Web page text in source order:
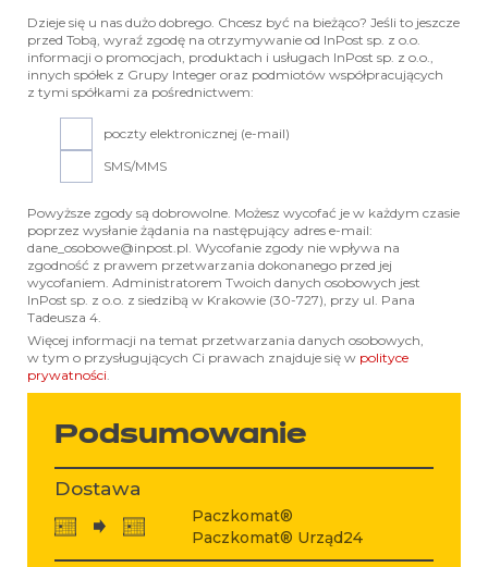
Dzieje się u nas dużo dobrego. Chcesz być na bieżąco? Jeśli to jeszcze
przed Tobą, wyraź zgodę na otrzymywanie od InPost sp. z o.o.
informacji o promocjach, produktach i usługach InPost sp. z o.o.,
innych spółek z Grupy Integer oraz podmiotów współpracujących
z tymi spółkami za pośrednictwem:
poczty elektronicznej (e-mail)
SMS/MMS
Powyższe zgody są dobrowolne. Możesz wycofać je w każdym czasie
poprzez wysłanie żądania na następujący adres e-mail:
dane_osobowe@inpost.pl. Wycofanie zgody nie wpływa na
zgodność z prawem przetwarzania dokonanego przed jej
wycofaniem. Administratorem Twoich danych osobowych jest
InPost sp. z o.o. z siedzibą w Krakowie (30-727), przy ul. Pana
Tadeusza 4.
Więcej informacji na temat przetwarzania danych osobowych,
w tym o przysługujących Ci prawach znajduje się w polityce
prywatności
Podsumowanie
Dostawa
Paczkomat®
Paczkomat® Urząd24